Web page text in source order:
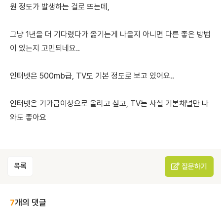
원 정도가 발생하는 걸로 뜨는데,
그냥 1년을 더 기다렸다가 옮기는게 나을지 아니면 다른 좋은 방법
이 있는지 고민되네요..
인터넷은 500mb급, TV도 기본 정도로 보고 있어요..
인터넷은 기가급이상으로 올리고 싶고, TV는 사실 기본채널만 나
와도 좋아요
목록 질문하기
7개의 댓글